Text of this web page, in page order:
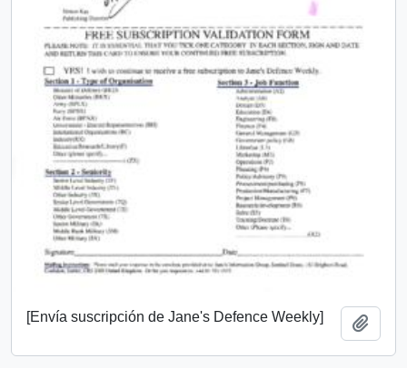
[Envía suscripción de Jane's Defence Weekly]